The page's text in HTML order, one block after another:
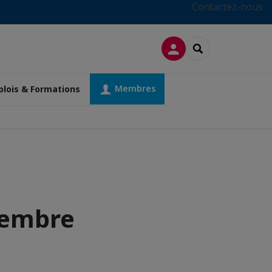
Contactez-nous
CONNEXIONRECHERCHER
& Formations Membres